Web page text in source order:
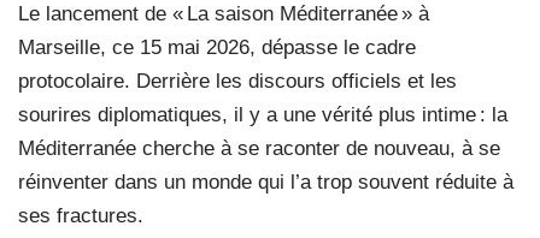
Le lancement de « La saison Méditerranée » à
Marseille, ce 15 mai 2026, dépasse le cadre
protocolaire. Derrière les discours officiels et les
sourires diplomatiques, il y a une vérité plus intime : la
Méditerranée cherche à se raconter de nouveau, à se
réinventer dans un monde qui l’a trop souvent réduite à
ses fractures.